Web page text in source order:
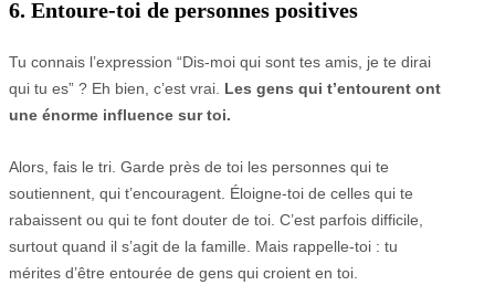
6. Entoure-toi de personnes positives
Tu connais l’expression “Dis-moi qui sont tes amis, je te dirai
qui tu es” ? Eh bien, c’est vrai. Les gens qui t’entourent ont
une énorme influence sur toi.
Alors, fais le tri. Garde près de toi les personnes qui te
soutiennent, qui t’encouragent. Éloigne-toi de celles qui te
rabaissent ou qui te font douter de toi. C’est parfois difficile,
surtout quand il s’agit de la famille. Mais rappelle-toi : tu
mérites d’être entourée de gens qui croient en toi.